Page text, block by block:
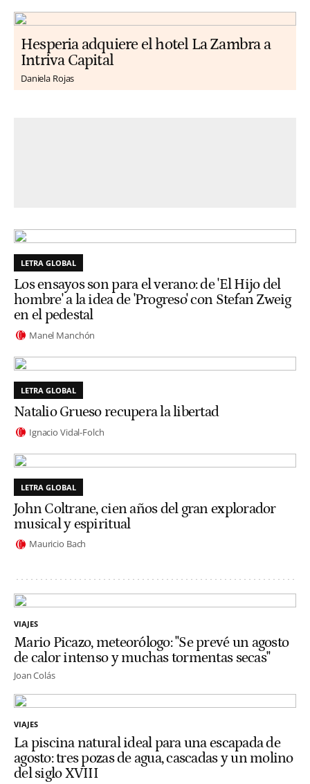
Hesperia adquiere el hotel La Zambra a
Intriva Capital
Daniela Rojas
LETRA GLOBAL
Los ensayos son para el verano: de 'El Hijo del
hombre' a la idea de 'Progreso' con Stefan Zweig
en el pedestal
Manel Manchón
LETRA GLOBAL
Natalio Grueso recupera la libertad
Ignacio Vidal-Folch
LETRA GLOBAL
John Coltrane, cien años del gran explorador
musical y espiritual
Mauricio Bach
VIAJES
Mario Picazo, meteorólogo: "Se prevé un agosto
de calor intenso y muchas tormentas secas"
Joan Colás
VIAJES
La piscina natural ideal para una escapada de
agosto: tres pozas de agua, cascadas y un molino
del siglo XVIII